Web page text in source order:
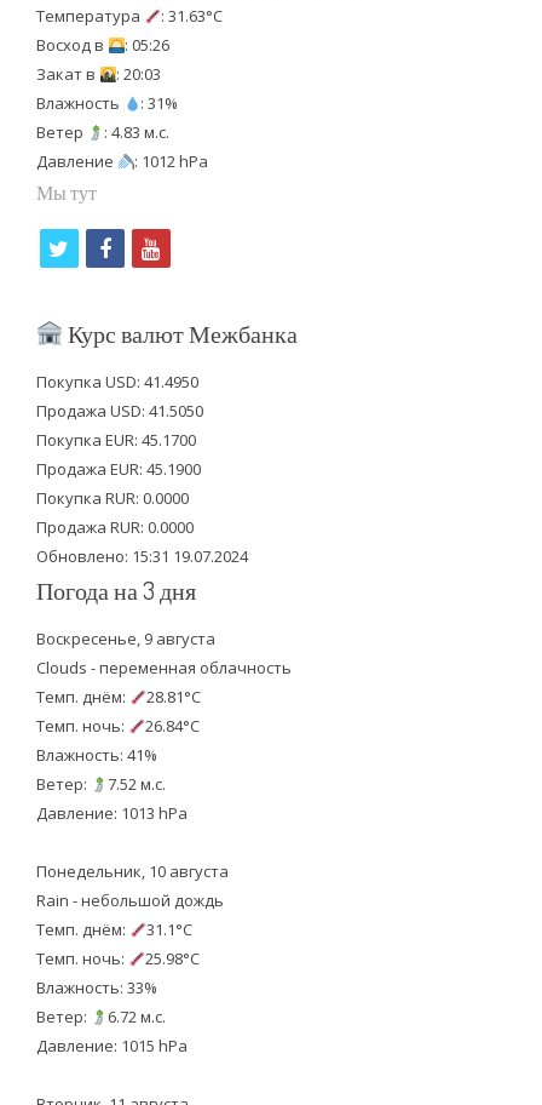
Температура
: 31.63°C
Восход в
: 05:26
Закат в
: 20:03
Влажность
: 31%
Ветер
: 4.83 м.с.
Давление
: 1012 hPa
Мы тут
i
t
e
r
f
c
b
o
o
k
y
u
u
b
e
Курс валют Межбанка
Покупка USD: 41.4950
Продажа USD: 41.5050
Покупка EUR: 45.1700
Продажа EUR: 45.1900
Покупка RUR: 0.0000
Продажа RUR: 0.0000
Обновлено: 15:31 19.07.2024
Погода на 3 дня
Воскресенье, 9 августа
Clouds - переменная облачность
Темп. днём:
28.81°C
Темп. ночь:
26.84°C
Влажность: 41%
Ветер:
7.52 м.с.
Давление: 1013 hPa
Понедельник, 10 августа
Rain - небольшой дождь
Темп. днём:
31.1°C
Темп. ночь:
25.98°C
Влажность: 33%
Ветер:
6.72 м.с.
Давление: 1015 hPa